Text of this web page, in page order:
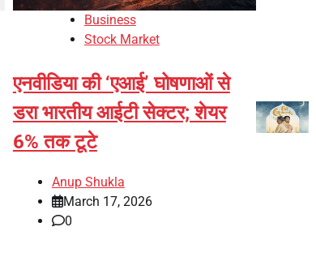
Business
Stock Market
एनवीडिया की ‘एआई’ घोषणाओं से
डरा भारतीय आईटी सेक्टर; शेयर
6% तक टूटे
Anup Shukla
March 17, 2026
0